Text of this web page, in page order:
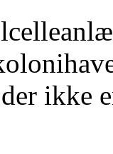
ikke